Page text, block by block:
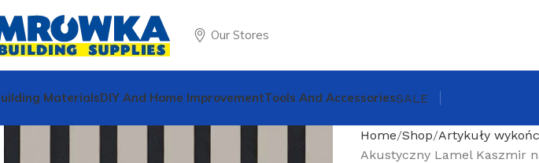
Our Stores
MaterialsDIY And Home ImprovementTools And AccessoriesSALE
Home Shop Artykuły
Akustyczny Lamel Kaszmir